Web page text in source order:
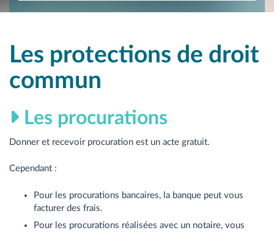
Les protections de droit
commun
Les procurations
Donner et recevoir procuration est un acte gratuit.
Cependant :
Pour les procurations bancaires, la banque peut vous
facturer des frais.
Pour les procurations réalisées avec un notaire, vous